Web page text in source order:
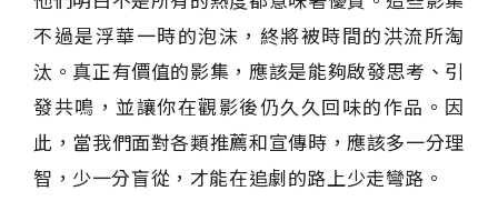
不過是浮華一時的泡沫，終將被時間的洪流所淘
汰。真正有價值的影集，應該是能夠啟發思考、引
發共鳴，並讓你在觀影後仍久久回味的作品。因
此，當我們面對各類推薦和宣傳時，應該多一分理
智，少一分盲從，才能在追劇的路上少走彎路。